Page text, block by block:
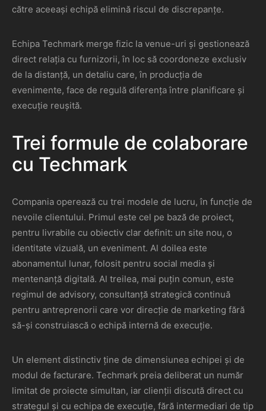
către aceeași echipă elimină riscul de discrepanțe.
Echipa Techmark merge fizic la venue-uri și gestionează
direct relația cu furnizorii, în loc să coordoneze exclusiv
de la distanță, un detaliu care, în producția de
evenimente, face de regulă diferența între planificare și
execuție reușită.
Trei formule de colaborare
cu Techmark
Compania operează cu trei modele de lucru, în funcție de
nevoile clientului. Primul este cel pe bază de proiect,
pentru livrabile cu obiectiv clar definit: un site nou, o
identitate vizuală, un eveniment. Al doilea este
abonamentul lunar, folosit pentru social media și
mentenanță digitală. Al treilea, mai puțin comun, este
regimul de advisory, consultanță strategică continuă
pentru antreprenorii care vor direcție de marketing fără
să-și construiască o echipă internă de execuție.
Un element distinctiv ține de dimensiunea echipei și de
modul de facturare. Techmark preia deliberat un număr
limitat de proiecte simultan, iar clienții discută direct cu
strategul și cu echipa de execuție, fără intermediari de tip